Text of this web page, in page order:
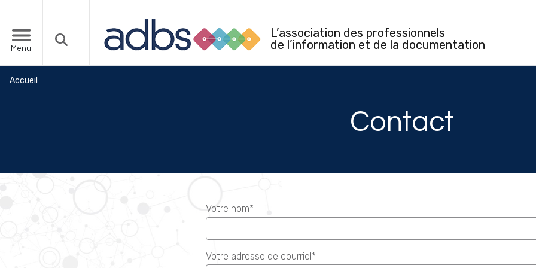
Menu
L’association des professionnels
de l’information et de la documentation
Accueil
Contact
Votre nom*
Votre adresse de courriel*